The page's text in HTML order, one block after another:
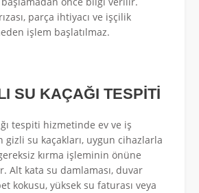
parça ihtiyacı ve işçilik
işlem başlatılmaz.
SU KAÇAĞI TESPİTİ
tespiti hizmetinde ev ve iş
su kaçakları, uygun cihazlarla
kırma işleminin önüne
Alt kata su damlaması, duvar
kokusu, yüksek su faturası veya